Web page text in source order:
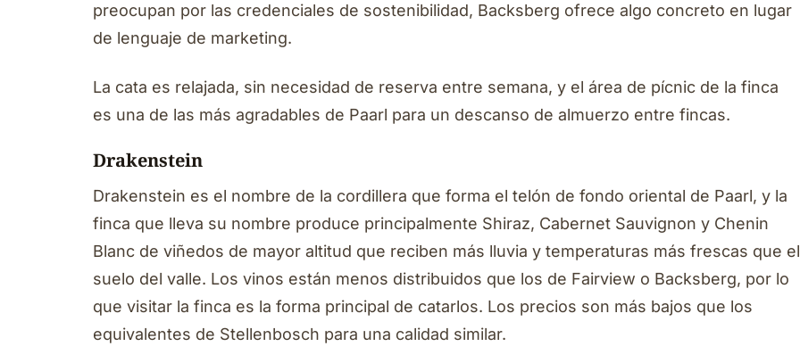
preocupan por las credenciales de sostenibilidad, Backsberg ofrece algo concreto en lugar
de lenguaje de marketing.
La cata es relajada, sin necesidad de reserva entre semana, y el área de pícnic de la finca
es una de las más agradables de Paarl para un descanso de almuerzo entre fincas.
Drakenstein
Drakenstein es el nombre de la cordillera que forma el telón de fondo oriental de Paarl, y la
finca que lleva su nombre produce principalmente Shiraz, Cabernet Sauvignon y Chenin
Blanc de viñedos de mayor altitud que reciben más lluvia y temperaturas más frescas que el
suelo del valle. Los vinos están menos distribuidos que los de Fairview o Backsberg, por lo
que visitar la finca es la forma principal de catarlos. Los precios son más bajos que los
equivalentes de Stellenbosch para una calidad similar.